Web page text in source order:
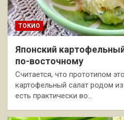
ТОКИО
Японский
по-восточному
Считается, что прототипом
картофельный салат родом
есть практически во…